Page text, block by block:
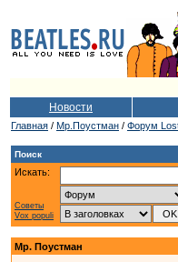
Новости
Главная / Мр.Поустман / Форум
Поиск
Искать:
Советы
Vox populi
Мр. Поустман